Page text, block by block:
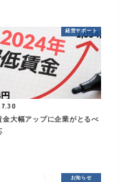
経営サポート
金大幅アップに企業がとるべ
お知らせ